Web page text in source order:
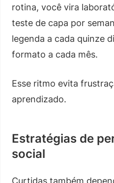
rotina, você vira
teste de capa por
legenda a cada quinze
formato a cada mês.
Esse ritmo evita
aprendizado.
Estratégias de
social
Curtidas também